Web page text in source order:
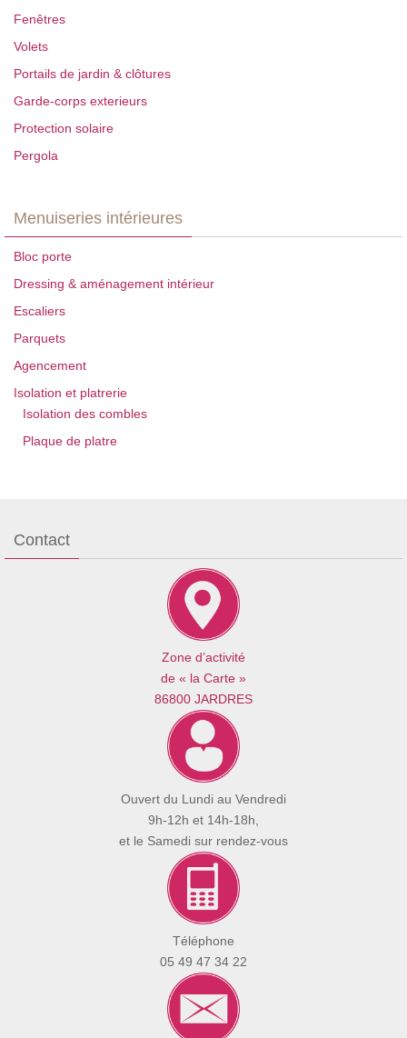
Fenêtres
Volets
Portails de jardin & clôtures
Garde-corps exterieurs
Protection solaire
Pergola
Menuiseries intérieures
Bloc porte
Dressing & aménagement intérieur
Escaliers
Parquets
Agencement
Isolation et platrerie
Isolation des combles
Plaque de platre
Contact
Zone d’activité
de « la Carte »
86800 JARDRES
Ouvert du Lundi au Vendredi
9h-12h et 14h-18h,
et le Samedi sur rendez-vous
Téléphone
05 49 47 34 22